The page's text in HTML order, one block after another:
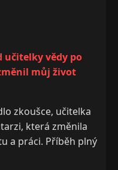
učitelky vědy po
můj život
zkoušce, učitelka
která změnila
a práci. Příběh plný